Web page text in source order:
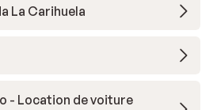
La Carihuela
- Location de voiture